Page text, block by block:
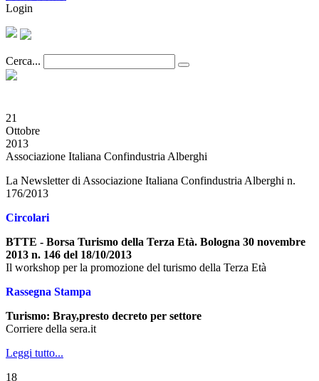
Login
Cerca...
21
Ottobre
2013
Associazione Italiana Confindustria Alberghi
La Newsletter di Associazione Italiana Confindustria Alberghi n.
176/2013
Circolari
BTTE - Borsa Turismo della Terza Età. Bologna 30 novembre
2013 n. 146 del 18/10/2013
Il workshop per la promozione del turismo della Terza Età
Rassegna Stampa
Turismo: Bray,presto decreto per settore
Corriere della sera.it
Leggi tutto...
18